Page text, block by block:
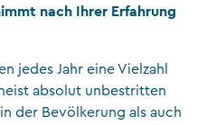
nach Ihrer Erfahrung
jedes Jahr eine Vielzahl
absolut unbestritten
der Bevölkerung als auch